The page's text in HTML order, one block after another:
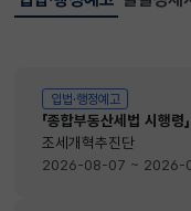
선택됨
입법·행정예고
입법·행정예고
「종합부동산세법 시행
조세개혁추진단
2026-08-07 ~ 2026-